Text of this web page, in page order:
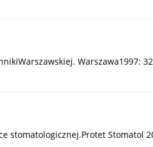
Warszawa1997:
stomatologicznej.Protet Stomatol